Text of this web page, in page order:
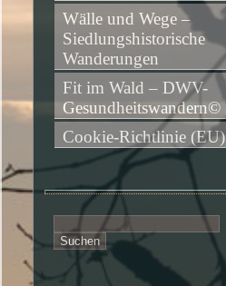
Wälle und Wege –
Siedlungshistorische
Wanderungen
Fit im Wald – DWV-
Gesundheitswandern©
Cookie-Richtlinie (EU)
nach: